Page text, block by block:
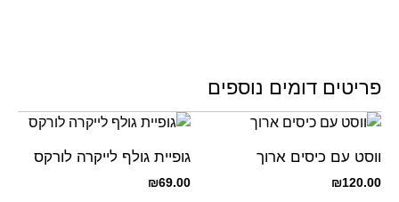
פריטים דומים נוספים
ווסט עם כיסים ארוך
₪120.00
גופיית גולף לייקרה לורקס
₪69.00